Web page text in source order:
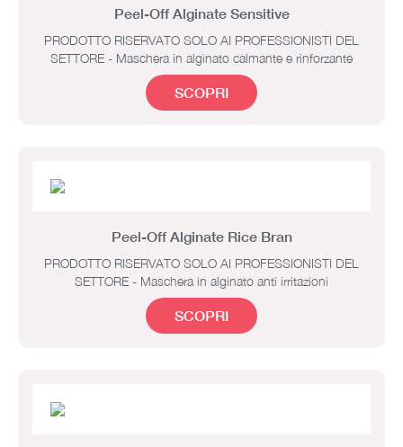
Peel-Off Alginate Sensitive
PRODOTTO RISERVATO SOLO AI PROFESSIONISTI DEL
SETTORE - Maschera in alginato calmante e rinforzante
SCOPRI
Peel-Off Alginate Rice Bran
PRODOTTO RISERVATO SOLO AI PROFESSIONISTI DEL
SETTORE - Maschera in alginato anti irritazioni
SCOPRI